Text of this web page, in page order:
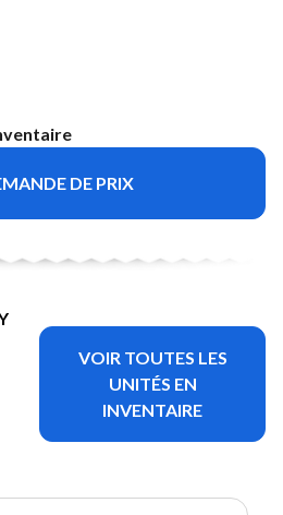
DE PRIX
VOIR TOUTES LES
UNITÉS EN
INVENTAIRE